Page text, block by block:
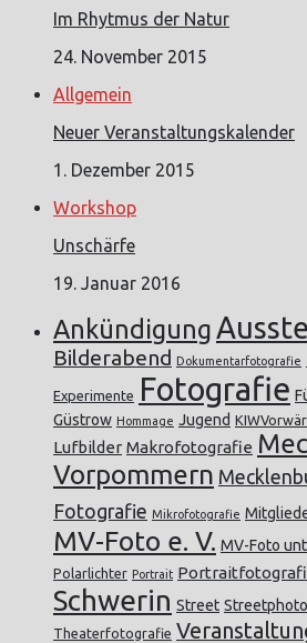
Im Rhytmus der Natur
24. November 2015
Allgemein
Neuer Veranstaltungskalender
1. Dezember 2015
Workshop
Unschärfe
19. Januar 2016
Ankündigung
Bilderabend Dokumentarfotografie
Experimente Fotografie
Güstrow Hommage Jugend
Lufbilder Makrofotografie
Vorpommern
Fotografie Mikrofotografie
MV-Foto e. V. MV-Foto
Polarlichter Portrait
Schwerin Street
Theaterfotografie